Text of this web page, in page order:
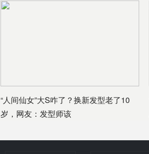
“人间仙女”大S咋了？换新发型老了10
岁，网友：发型师该